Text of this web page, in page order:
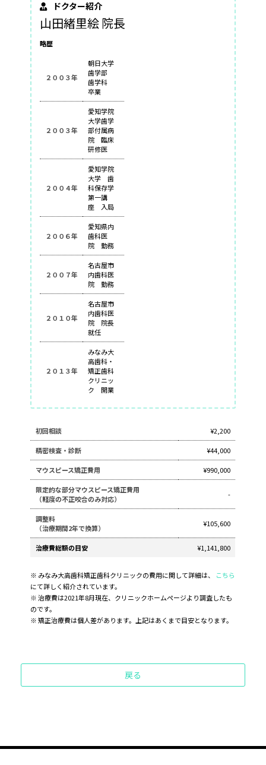
ドクター紹介
山田緒里絵 院長
略歴
２００３年
朝日大学
歯学部
歯学科
卒業
２００３年
愛知学院
大学歯学
部付属病
院 臨床
研修医
２００４年
愛知学院
大学 歯
科保存学
第一講
座 入局
２００６年
愛知県内
歯科医
院 勤務
２００７年
名古屋市
内歯科医
院 勤務
２０１０年
名古屋市
内歯科医
院 院長
就任
２０１３年
みなみ大
高歯科・
矯正歯科
クリニッ
ク 開業
初回相談 ¥2,200
精密検査・診断 ¥44,000
マウスピース矯正費用 ¥990,000
限定的な部分マウスピース矯正費用
（軽度の不正咬合のみ対応）
-
調整料
（治療期間2年で換算）
¥105,600
治療費総額の目安 ¥1,141,800
※ みなみ大高歯科矯正歯科クリニックの費用に関して詳細は、
こちら
にて詳しく紹介されています。
※ 治療費は2021年8月現在、クリニックホームページより調査したも
のです。
※ 矯正治療費は個人差があります。上記はあくまで目安となります。
戻る